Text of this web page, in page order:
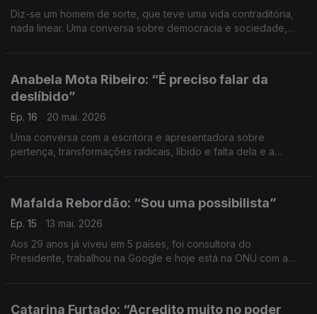
Diz-se um homem de sorte, que teve uma vida contraditória,
nada linear. Uma conversa sobre democracia e sociedade,
Anabela Mota Ribeiro: “É preciso falar da
deslíbido”
Ep. 16
20 mai. 2026
Uma conversa com a escritora e apresentadora sobre
pertença, transformações radicais, líbido e falta dela e a
Mafalda Rebordão: “Sou uma possibilista”
Ep. 15
13 mai. 2026
Aos 29 anos já viveu em 5 países, foi consultora do
Presidente, trabalhou na Google e hoje está na ONU com a
Catarina Furtado: “Acredito muito no poder